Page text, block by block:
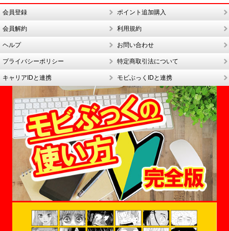
会員登録 ポイント追加購入
会員解約 利用規約
ヘルプ お問い合わせ
プライバシーポリシー 特定商取引法について
キャリアIDと連携 モビぶっくIDと連携